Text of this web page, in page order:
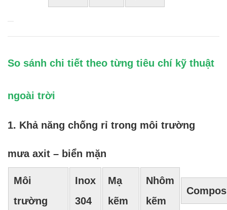
So sánh chi tiết theo từng tiêu chí kỹ thuật
ngoài trời
1. Khả năng chống rỉ trong môi trường
mưa axit – biển mặn
Môi
trường
Inox
304
Mạ
kẽm
Nhôm
kẽm